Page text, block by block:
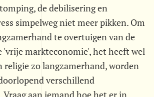
de debilisering en
simpelweg niet meer pikken. Om
te overtuigen van de
'vrije markteconomie', het heeft wel
religie zo langzamerhand, worden
verschillend
aan iemand hoe het er in